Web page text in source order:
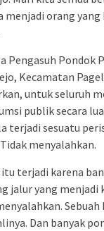
menjadi orang
Pengasuh Pondok
Kecamatan
untuk seluruh
publik secara
terjadi sesuatu
menyalahkan.
terjadi karena
jalur yang menjadi
Dan banyak